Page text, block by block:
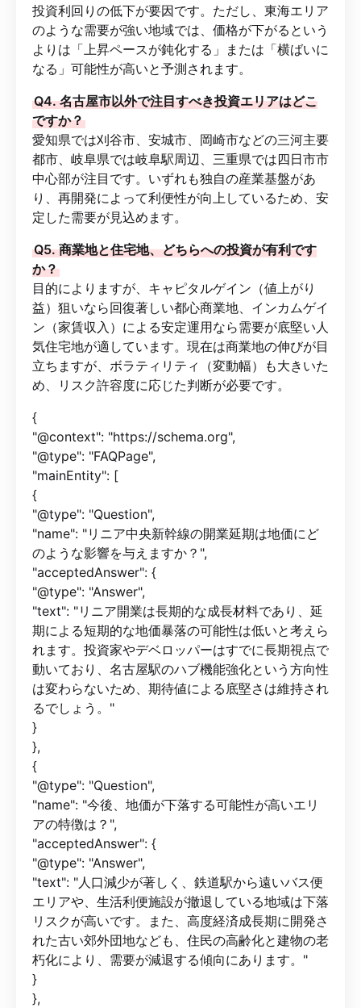
投資利回りの低下が要因です。ただし、東海エリア
のような需要が強い地域では、価格が下がるという
よりは「上昇ペースが鈍化する」または「横ばいに
なる」可能性が高いと予測されます。
Q4. 名古屋市以外で注目すべき投資エリアはどこ
ですか？
愛知県では刈谷市、安城市、岡崎市などの三河主要
都市、岐阜県では岐阜駅周辺、三重県では四日市市
中心部が注目です。いずれも独自の産業基盤があ
り、再開発によって利便性が向上しているため、安
定した需要が見込めます。
Q5. 商業地と住宅地、どちらへの投資が有利です
か？
目的によりますが、キャピタルゲイン（値上がり
益）狙いなら回復著しい都心商業地、インカムゲイ
ン（家賃収入）による安定運用なら需要が底堅い人
気住宅地が適しています。現在は商業地の伸びが目
立ちますが、ボラティリティ（変動幅）も大きいた
め、リスク許容度に応じた判断が必要です。
{
"@context": "https://schema.org",
"@type": "FAQPage",
"mainEntity": [
{
"@type": "Question",
"name": "リニア中央新幹線の開業延期は地価にど
のような影響を与えますか？",
"acceptedAnswer": {
"@type": "Answer",
"text": "リニア開業は長期的な成長材料であり、延
期による短期的な地価暴落の可能性は低いと考えら
れます。投資家やデベロッパーはすでに長期視点で
動いており、名古屋駅のハブ機能強化という方向性
は変わらないため、期待値による底堅さは維持され
るでしょう。"
}
},
{
"@type": "Question",
"name": "今後、地価が下落する可能性が高いエリ
アの特徴は？",
"acceptedAnswer": {
"@type": "Answer",
"text": "人口減少が著しく、鉄道駅から遠いバス便
エリアや、生活利便施設が撤退している地域は下落
リスクが高いです。また、高度経済成長期に開発さ
れた古い郊外団地なども、住民の高齢化と建物の老
朽化により、需要が減退する傾向にあります。"
}
},